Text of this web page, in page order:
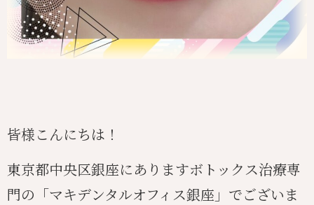
皆様こんにちは！
東京都中央区銀座にありますボトックス治療専
門の「マキデンタルオフィス銀座」でございま